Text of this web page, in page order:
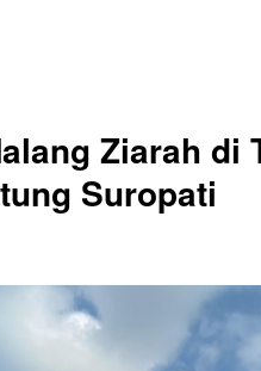
Ziarah di
Suropati